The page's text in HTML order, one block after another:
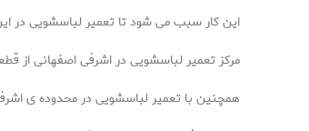
این کار سبب می شود تا تعمیر لباسشویی در
مرکز تعمیر لباسشویی در اشرفی اصفهانی از
همچنین با تعمیر لباسشویی در محدوده ی